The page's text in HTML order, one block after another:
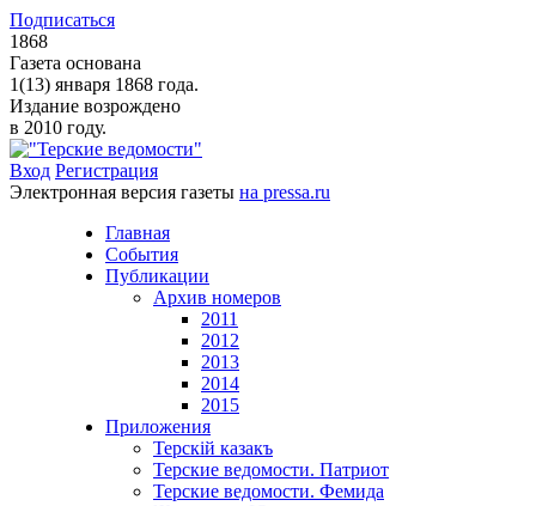
Подписаться
1868
Газета основана
1(13) января 1868 года.
Издание возрождено
в 2010 году.
Вход Регистрация
Электронная версия газеты на pressa.ru
Главная
События
Публикации
Архив номеров
2011
2012
2013
2014
2015
Приложения
Терскiй казакъ
Терские ведомости. Патриот
Терские ведомости. Фемида